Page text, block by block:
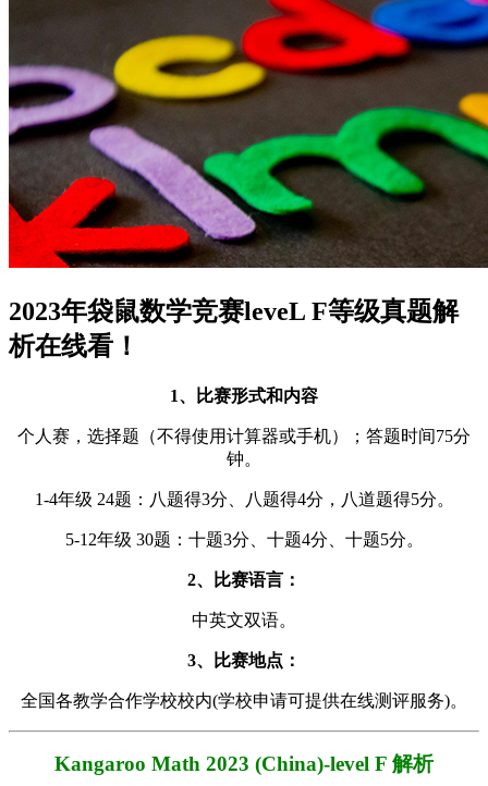
2023年袋鼠数学竞赛leveL F等级真题解
析在线看！
1、比赛形式和内容
个人赛，选择题（不得使用计算器或手机）；答题时间75分
钟。
1-4年级 24题：八题得3分、八题得4分，八道题得5分。
5-12年级 30题：十题3分、十题4分、十题5分。
2、比赛语言：
中英文双语。
3、比赛地点：
全国各教学合作学校校内(学校申请可提供在线测评服务)。
Kangaroo Math 2023 (China)-level F 解析